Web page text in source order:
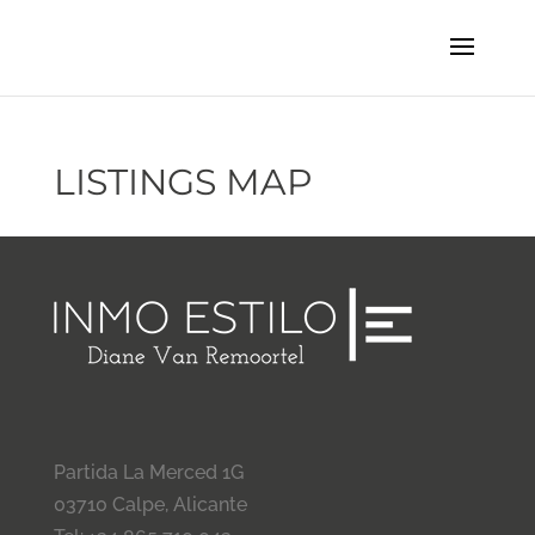
LISTINGS MAP
Partida La Merced 1G
03710 Calpe, Alicante